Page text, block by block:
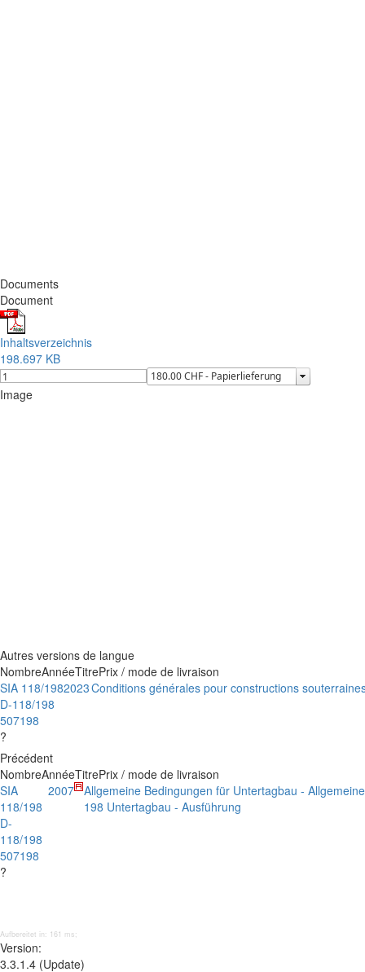
Documents
Document
Inhaltsverzeichnis
198.697 KB
Image
Autres versions de langue
NombreAnnéeTitrePrix / mode de livraison
SIA 118/198
D-118/198
507198
?
2023Conditions générales pour constructions
Précédent
NombreAnnéeTitrePrix / mode de livraison
SIA
118/198
D-
118/198
507198
?
2007 Allgemeine Bedingungen für Untertagbau -
198 Untertagbau - Ausführung
Aufbereitet in: 161 ms;
Version:
3.3.1.4 (Update)